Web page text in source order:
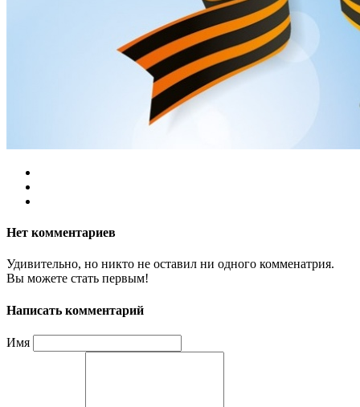
Нет комментариев
Удивительно, но никто не оставил ни одного комменатрия.
Вы можете стать первым!
Написать комментарий
Имя